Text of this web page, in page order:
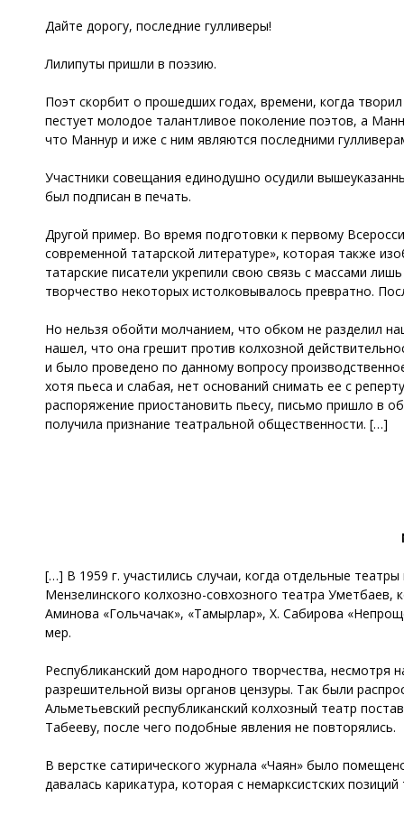
Дайте дорогу, последние гулливеры!
Лилипуты пришли в поэзию.
Поэт скорбит о прошедших годах, времени, когда
пестует молодое талантливое поколение поэтов, а
что Маннур и иже с ним являются последними
Участники совещания единодушно осудили
был подписан в печать.
Другой пример. Во время подготовки к первому
современной татарской литературе», которая также
татарские писатели укрепили свою связь с массами
творчество некоторых истолковывалось превратно.
Но нельзя обойти молчанием, что обком не разделил
нашел, что она грешит против колхозной
и было проведено по данному вопросу
хотя пьеса и слабая, нет оснований снимать ее с
распоряжение приостановить пьесу, письмо пришло в
получила признание театральной общественности. […]
[…] В 1959 г. участились случаи, когда отдельные
Мензелинского колхозно-совхозного театра
Аминова «Гольчачак», «Тамырлар», Х. Сабирова
мер.
Республиканский дом народного творчества,
разрешительной визы органов цензуры. Так были
Альметьевский республиканский колхозный театр
Табееву, после чего подобные явления не повторялись.
В верстке сатирического журнала «Чаян» было
давалась карикатура, которая с немарксистских